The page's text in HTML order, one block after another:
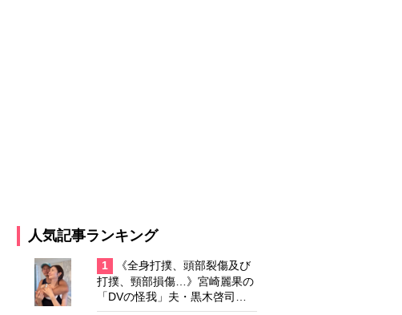
人気記事ランキング
1
《全身打撲、頭部裂傷及び
打撲、頸部損傷…》宮崎麗果の
「DVの怪我」夫・黒木啓司の
逮捕で始まる「夫婦の闘争」